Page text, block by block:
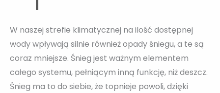
W naszej strefie klimatycznej na ilość dostępnej
wody wpływają silnie również opady śniegu, a te są
coraz mniejsze. Śnieg jest ważnym elementem
całego systemu, pełniącym inną funkcję, niż deszcz.
Śnieg ma to do siebie, że topnieje powoli, dzięki